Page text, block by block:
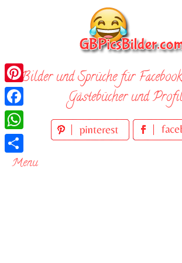
Bilder und Sprüche für
Gästebücher und
Menu
Pinterest
Facebook
WhatsApp
Teilen